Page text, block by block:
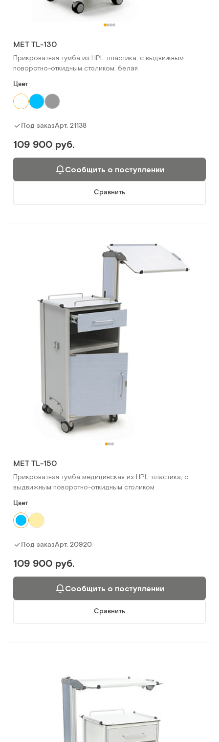
МЕТ TL-130
Прикроватная тумба из HPL-пластика, с выдвижным
поворотно-откидным столиком, белая
Цвет
Под заказАрт. 21138
109 900 руб.
Сообщить о поступлении
Сравнить
МЕТ TL-150
Прикроватная тумба медицинская из HPL-пластика, с
выдвижным поворотно-откидным столиком
Цвет
Под заказАрт. 20920
109 900 руб.
Сообщить о поступлении
Сравнить